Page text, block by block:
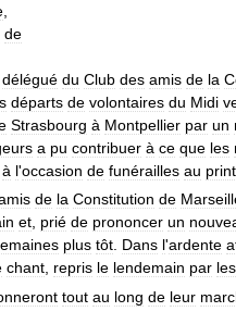
de
délégué du Club des amis de la
départs de volontaires du Midi
Strasbourg à Montpellier par un
a pu contribuer à ce que les
à l'occasion de funérailles au
de la Constitution de
et, prié de prononcer un
plus tôt. Dans l'ardente
chant, repris le lendemain par les
tout au long de leur